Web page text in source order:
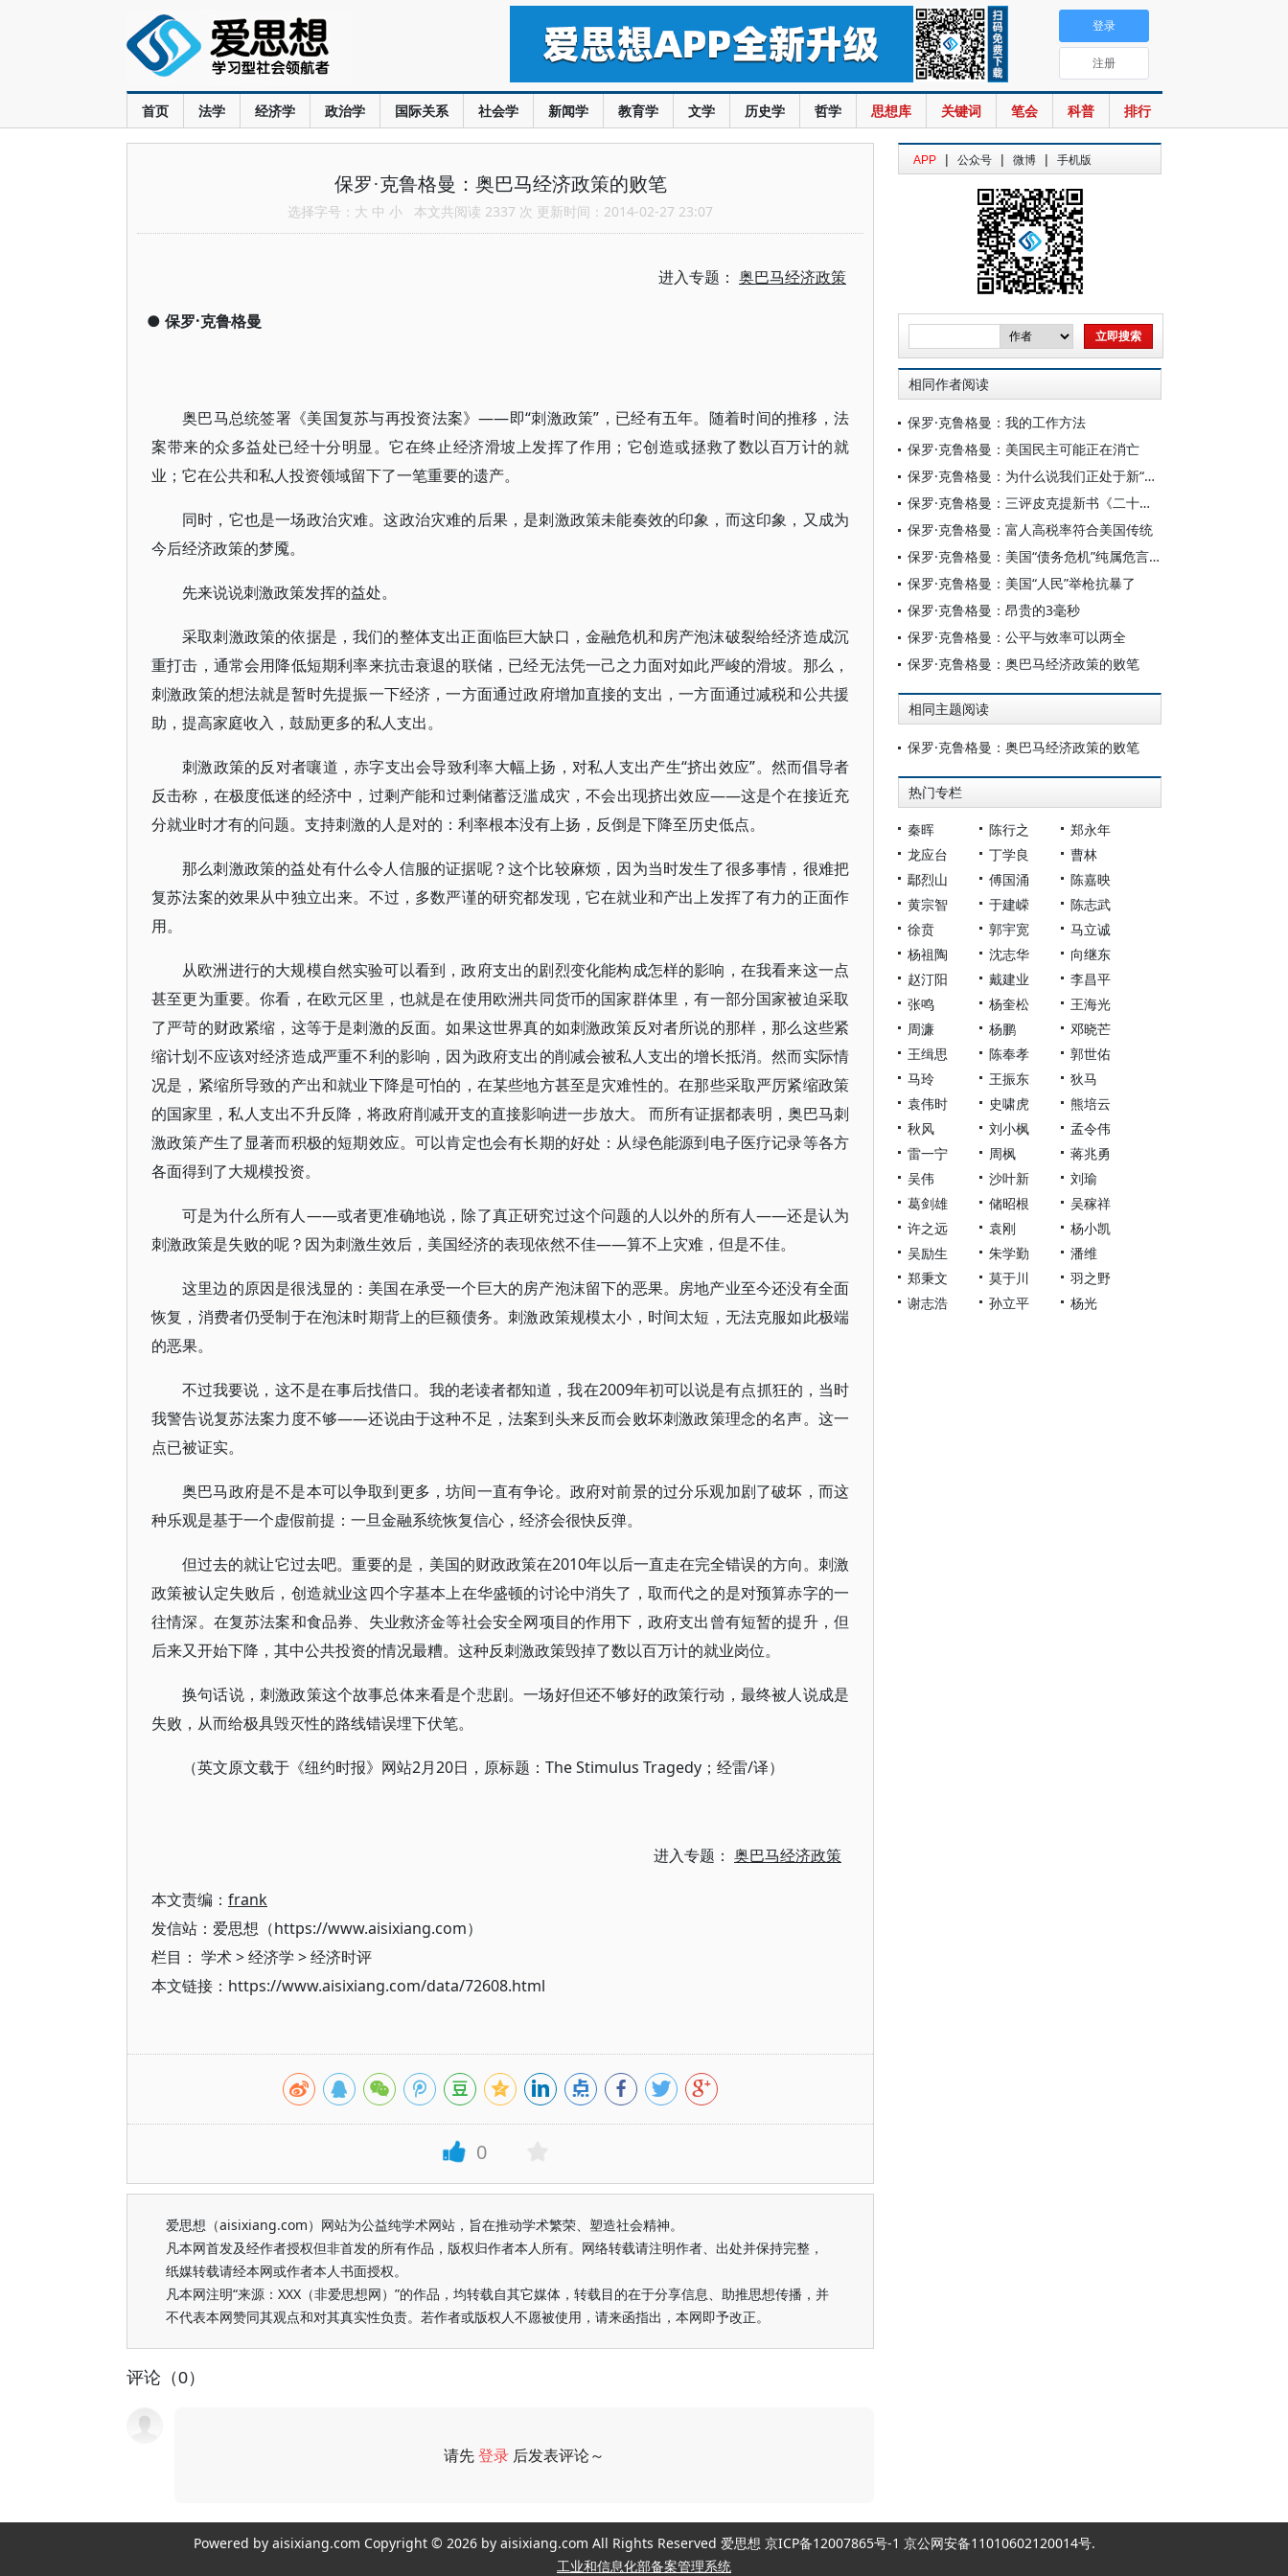
首页 法学 经济学 政治学 国际关系 社会学 新闻学 教育学 文学 历史学 哲学 思想库 关键词 笔会 科普 排行
登录
注册
保罗·克鲁格曼：奥巴马经济政策的败笔
选择字号： 大 中 小 本文共阅读 2337 次 更新时间：2014-02-27 23:07
进入专题： 奥巴马经济政策
● 保罗·克鲁格曼
奥巴马总统签署《美国复苏与再投资法案》——即“刺激政策”，已经有五年。随着时间的推移，法
案带来的众多益处已经十分明显。它在终止经济滑坡上发挥了作用；它创造或拯救了数以百万计的就
业；它在公共和私人投资领域留下了一笔重要的遗产。
同时，它也是一场政治灾难。这政治灾难的后果，是刺激政策未能奏效的印象，而这印象，又成为
今后经济政策的梦魇。
先来说说刺激政策发挥的益处。
采取刺激政策的依据是，我们的整体支出正面临巨大缺口，金融危机和房产泡沫破裂给经济造成沉
重打击，通常会用降低短期利率来抗击衰退的联储，已经无法凭一己之力面对如此严峻的滑坡。那么，
刺激政策的想法就是暂时先提振一下经济，一方面通过政府增加直接的支出，一方面通过减税和公共援
助，提高家庭收入，鼓励更多的私人支出。
刺激政策的反对者嚷道，赤字支出会导致利率大幅上扬，对私人支出产生“挤出效应”。然而倡导者
反击称，在极度低迷的经济中，过剩产能和过剩储蓄泛滥成灾，不会出现挤出效应——这是个在接近充
分就业时才有的问题。支持刺激的人是对的：利率根本没有上扬，反倒是下降至历史低点。
那么刺激政策的益处有什么令人信服的证据呢？这个比较麻烦，因为当时发生了很多事情，很难把
复苏法案的效果从中独立出来。不过，多数严谨的研究都发现，它在就业和产出上发挥了有力的正面作
用。
从欧洲进行的大规模自然实验可以看到，政府支出的剧烈变化能构成怎样的影响，在我看来这一点
甚至更为重要。你看，在欧元区里，也就是在使用欧洲共同货币的国家群体里，有一部分国家被迫采取
了严苛的财政紧缩，这等于是刺激的反面。如果这世界真的如刺激政策反对者所说的那样，那么这些紧
缩计划不应该对经济造成严重不利的影响，因为政府支出的削减会被私人支出的增长抵消。然而实际情
况是，紧缩所导致的产出和就业下降是可怕的，在某些地方甚至是灾难性的。在那些采取严厉紧缩政策
的国家里，私人支出不升反降，将政府削减开支的直接影响进一步放大。 而所有证据都表明，奥巴马刺
激政策产生了显著而积极的短期效应。可以肯定也会有长期的好处：从绿色能源到电子医疗记录等各方
各面得到了大规模投资。
可是为什么所有人——或者更准确地说，除了真正研究过这个问题的人以外的所有人——还是认为
刺激政策是失败的呢？因为刺激生效后，美国经济的表现依然不佳——算不上灾难，但是不佳。
这里边的原因是很浅显的：美国在承受一个巨大的房产泡沫留下的恶果。房地产业至今还没有全面
恢复，消费者仍受制于在泡沫时期背上的巨额债务。刺激政策规模太小，时间太短，无法克服如此极端
的恶果。
不过我要说，这不是在事后找借口。我的老读者都知道，我在2009年初可以说是有点抓狂的，当时
我警告说复苏法案力度不够——还说由于这种不足，法案到头来反而会败坏刺激政策理念的名声。这一
点已被证实。
奥巴马政府是不是本可以争取到更多，坊间一直有争论。政府对前景的过分乐观加剧了破坏，而这
种乐观是基于一个虚假前提：一旦金融系统恢复信心，经济会很快反弹。
但过去的就让它过去吧。重要的是，美国的财政政策在2010年以后一直走在完全错误的方向。刺激
政策被认定失败后，创造就业这四个字基本上在华盛顿的讨论中消失了，取而代之的是对预算赤字的一
往情深。在复苏法案和食品券、失业救济金等社会安全网项目的作用下，政府支出曾有短暂的提升，但
后来又开始下降，其中公共投资的情况最糟。这种反刺激政策毁掉了数以百万计的就业岗位。
换句话说，刺激政策这个故事总体来看是个悲剧。一场好但还不够好的政策行动，最终被人说成是
失败，从而给极具毁灭性的路线错误埋下伏笔。
（英文原文载于《纽约时报》网站2月20日，原标题：The Stimulus Tragedy；经雷/译）
进入专题： 奥巴马经济政策
本文责编： frank
发信站：爱思想（https://www.aisixiang.com）
栏目： 学术>经济学 >经济时评
本文链接：https://www.aisixiang.com/data/72608.html
0
爱思想（aisixiang.com）网站为公益纯学术网站，旨在推动学术繁荣、塑造社会精神。
凡本网首发及经作者授权但非首发的所有作品，版权归作者本人所有。网络转载请注明作者、出处并保持完整，
纸媒转载请经本网或作者本人书面授权。
凡本网注明“来源：XXX（非爱思想网）”的作品，均转载自其它媒体，转载目的在于分享信息、助推思想传播，并
不代表本网赞同其观点和对其真实性负责。若作者或版权人不愿被使用，请来函指出，本网即予改正。
评论（0）
请先登录 后发表评论～
APP | 公众号 | 微博 | 手机版
相同作者阅读
保罗·克鲁格曼：我的工作方法
保罗·克鲁格曼：美国民主可能正在消亡
保罗·克鲁格曼：为什么说我们正处于新“镀金时代”
保罗·克鲁格曼：三评皮克提新书《二十一世纪资本论》
保罗·克鲁格曼：富人高税率符合美国传统
保罗·克鲁格曼：美国“债务危机”纯属危言耸听
保罗·克鲁格曼：美国“人民”举枪抗暴了
保罗·克鲁格曼：昂贵的3毫秒
保罗·克鲁格曼：公平与效率可以两全
保罗·克鲁格曼：奥巴马经济政策的败笔
相同主题阅读
保罗·克鲁格曼：奥巴马经济政策的败笔
热门专栏
秦晖 陈行之
郑永年
龙应台
丁学良
曹林
鄢烈山
傅国涌
陈嘉映
黄宗智
于建嵘
陈志武
徐贲
郭宇宽
马立诚
杨祖陶
沈志华
向继东
赵汀阳
戴建业
李昌平
张鸣
杨奎松
王海光
周濂
杨鹏
邓晓芒
王缉思
陈奉孝
郭世佑
马玲
王振东
狄马
袁伟时
史啸虎
熊培云
秋风
刘小枫
孟令伟
雷一宁
周枫
蒋兆勇
吴伟
沙叶新
刘瑜
葛剑雄
储昭根
吴稼祥
许之远
袁刚
杨小凯
吴励生
朱学勤
潘维
郑秉文
莫于川
羽之野
谢志浩
孙立平 杨光
Powered by aisixiang.com Copyright © 2026 by aisixiang.com All Rights Reserved 爱思想 京ICP备12007865号-1 京公网安备11010602120014号.
工业和信息化部备案管理系统